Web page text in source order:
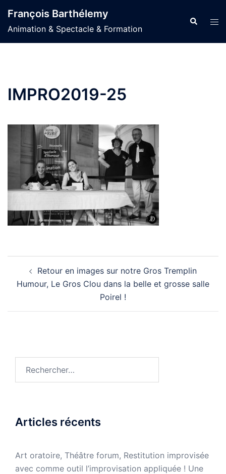
au
contenu
François Barthélemy
Animation & Spectacle & Formation
IMPRO2019-25
d’articleRetour en images sur notre Gros Tremplin
Humour, Le Gros Clou dans la belle et grosse salle
Poirel !
Articles récents
Art oratoire, Théâtre forum, Restitution improvisée
avec comme outil l’improvisation appliquée ! Une